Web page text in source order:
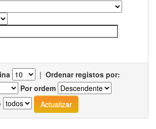
| Ordenar registos por:
Por ordem